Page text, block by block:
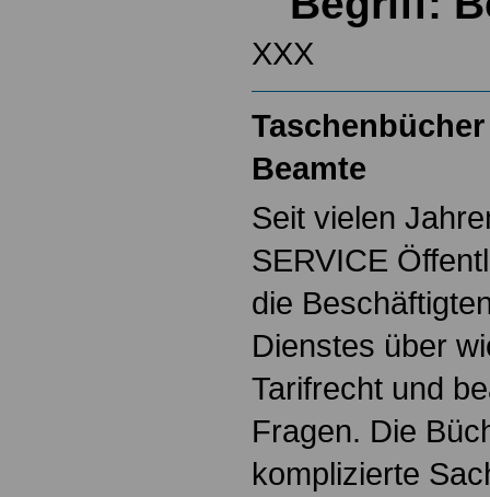
XXX
Beamte
Seit vielen
SERVICE
die
Dienstes über
Tarifrecht und
Fragen. Die
komplizierte